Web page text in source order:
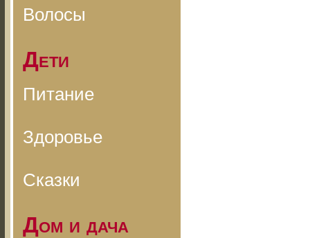
Волосы
Дети
Питание
Здоровье
Сказки
Дом и дача